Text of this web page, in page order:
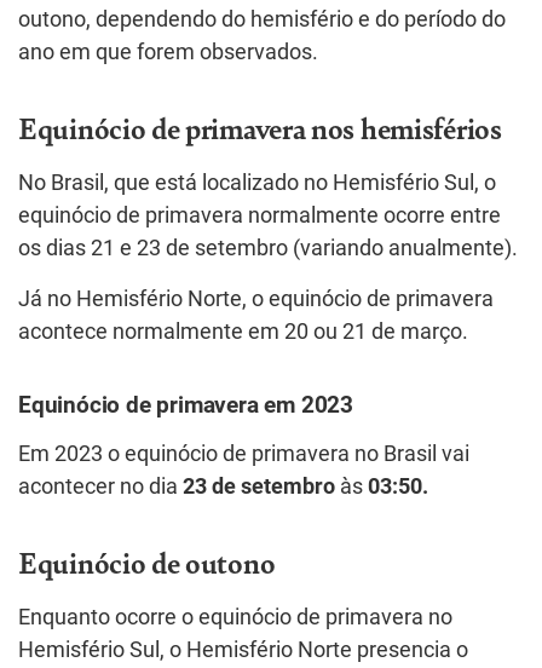
outono, dependendo do hemisfério e do período do
ano em que forem observados.
Equinócio de primavera nos hemisférios
No Brasil, que está localizado no Hemisfério Sul, o
equinócio de primavera normalmente ocorre entre
os dias 21 e 23 de setembro (variando anualmente).
Já no Hemisfério Norte, o equinócio de primavera
acontece normalmente em 20 ou 21 de março.
Equinócio de primavera em 2023
Em 2023 o equinócio de primavera no Brasil vai
acontecer no dia 23 de setembro às 03:50.
Equinócio de outono
Enquanto ocorre o equinócio de primavera no
Hemisfério Sul, o Hemisfério Norte presencia o